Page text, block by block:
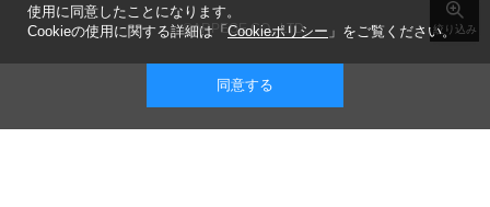
絞り込み
©ARPEGE CO., LTD.
表示 ： スマートフォン版 |
使用に同意したことになります。
Cookieの使用に関する詳細は「Cookieポリシー 」をご覧ください。
同意する